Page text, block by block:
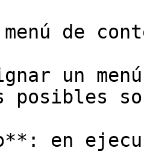
de
un
posibles
en